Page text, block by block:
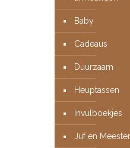
Baby
Cadeaus
Duurzaam
Heuptassen
Invulboekjes
Juf en Meester